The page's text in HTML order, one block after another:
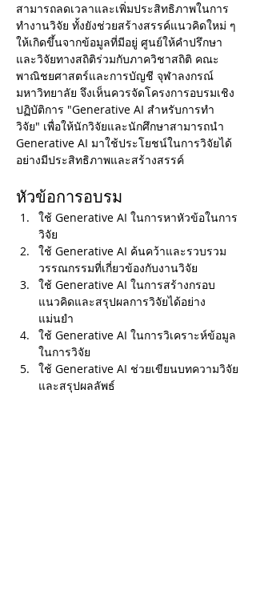
สามารถลดเวลาและเพิ่มประสิทธิภาพในการ
ทำงานวิจัย ทั้งยังช่วยสร้างสรรค์แนวคิดใหม่ ๆ
ให้เกิดขึ้นจากข้อมูลที่มีอยู่ ศูนย์ให้คำปรึกษา
และวิจัยทางสถิติร่วมกับภาควิชาสถิติ คณะ
พาณิชยศาสตร์และการบัญชี จุฬาลงกรณ์
มหาวิทยาลัย จึงเห็นควรจัดโครงการอบรมเชิง
ปฏิบัติการ "Generative AI สำหรับการทำ
วิจัย" เพื่อให้นักวิจัยและนักศึกษาสามารถนำ
Generative AI มาใช้ประโยชน์ในการวิจัยได้
อย่างมีประสิทธิภาพและสร้างสรรค์
หัวข้อการอบรม
ใช้ Generative AI ในการหาหัวข้อในการ
วิจัย
ใช้ Generative AI ค้นคว้าและรวบรวม
วรรณกรรมที่เกี่ยวข้องกับงานวิจัย
ใช้ Generative AI ในการสร้างกรอบ
แนวคิดและสรุปผลการวิจัยได้อย่าง
แม่นยำ
ใช้ Generative AI ในการวิเคราะห์ข้อมูล
ในการวิจัย
ใช้ Generative AI ช่วยเขียนบทความวิจัย
และสรุปผลลัพธ์